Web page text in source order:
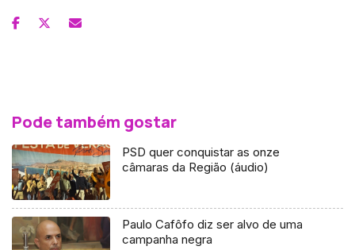
Pode também gostar
PSD quer conquistar as onze
câmaras da Região (áudio)
Paulo Cafôfo diz ser alvo de uma
campanha negra